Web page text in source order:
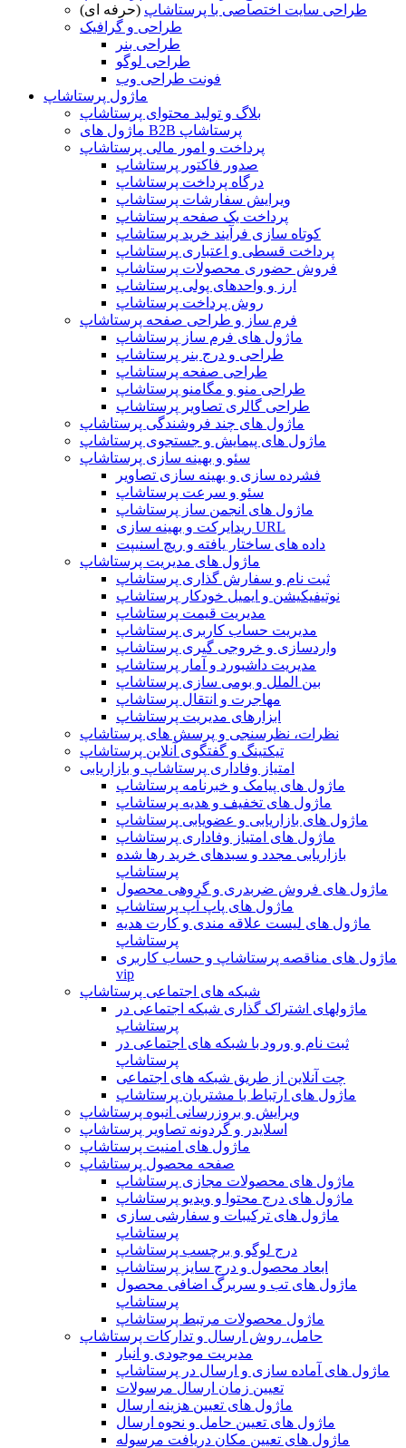
طراحی سایت اختصاصی با پرستاشاپ (حرفه ای)
طراحی و گرافیک
طراحی بنر
طراحی لوگو
فونت طراحی وب
ماژول پرستاشاپ
بلاگ و تولید محتوای پرستاشاپ
ماژول های B2B پرستاشاپ
پرداخت و امور مالی پرستاشاپ
صدور فاکتور پرستاشاپ
درگاه پرداخت پرستاشاپ
ویرایش سفارشات پرستاشاپ
پرداخت یک صفحه پرستاشاپ
کوتاه سازی فرآیند خرید پرستاشاپ
پرداخت قسطی و اعتباری پرستاشاپ
فروش حضوری محصولات پرستاشاپ
ارز و واحدهای پولی پرستاشاپ
روش پرداخت پرستاشاپ
فرم ساز و طراحی صفحه پرستاشاپ
ماژول های فرم ساز پرستاشاپ
طراحی و درج بنر پرستاشاپ
طراحی صفحه پرستاشاپ
طراحی منو و مگامنو پرستاشاپ
طراحی گالری تصاویر پرستاشاپ
ماژول های چند فروشندگی پرستاشاپ
ماژول های پیمایش و جستجوی پرستاشاپ
سئو و بهینه سازی پرستاشاپ
فشرده سازی و بهینه سازی تصاویر
سئو و سرعت پرستاشاپ
ماژول های انجمن ساز پرستاشاپ
ریدایرکت و بهینه سازی URL
داده های ساختار یافته و ریچ اسنیپت
ماژول های مدیریت پرستاشاپ
ثبت نام و سفارش گذاری پرستاشاپ
نوتیفیکیشن و ایمیل خودکار پرستاشاپ
مدیریت قیمت پرستاشاپ
مدیریت حساب کاربری پرستاشاپ
واردسازی و خروجی گیری پرستاشاپ
مدیریت داشبورد و آمار پرستاشاپ
بین الملل و بومی سازی پرستاشاپ
مهاجرت و انتقال پرستاشاپ
ابزارهای مدیریت پرستاشاپ
نظرات، نظرسنجی و پرسش های پرستاشاپ
تیکتینگ و گفتگوی آنلاین پرستاشاپ
امتیاز وفاداری پرستاشاپ و بازاریابی
ماژول های پیامک و خبرنامه پرستاشاپ
ماژول های تخفیف و هدیه پرستاشاپ
ماژول های بازاریابی و عضویابی پرستاشاپ
ماژول های امتیاز وفاداری پرستاشاپ
بازاریابی مجدد و سبدهای خرید رها شده
پرستاشاپ
ماژول های فروش ضربدری و گروهی محصول
ماژول های پاپ آپ پرستاشاپ
ماژول های لیست علاقه مندی و کارت هدیه
پرستاشاپ
ماژول های مناقصه پرستاشاپ و حساب کاربری
vip
شبکه های اجتماعی پرستاشاپ
ماژولهای اشتراک‌ گذاری شبکه اجتماعی در
پرستاشاپ
ثبت نام و ورود با شبکه های اجتماعی در
پرستاشاپ
چت آنلاین از طریق شبکه های اجتماعی
ماژول های ارتباط با مشتریان پرستاشاپ
ویرایش و بروزرسانی انبوه پرستاشاپ
اسلایدر و گردونه تصاویر پرستاشاپ
ماژول های امنیت پرستاشاپ
صفحه محصول پرستاشاپ
ماژول های محصولات مجازی پرستاشاپ
ماژول های درج محتوا و ویدیو پرستاشاپ
ماژول های ترکیبات و سفارشی سازی
پرستاشاپ
درج لوگو و برچسب پرستاشاپ
ابعاد محصول و درج سایز پرستاشاپ
ماژول های تب و سربرگ اضافی محصول
پرستاشاپ
ماژول محصولات مرتبط پرستاشاپ
حامل، روش ارسال و تدارکات پرستاشاپ
مدیریت موجودی و انبار
ماژول های آماده سازی و ارسال در پرستاشاپ
تعیین زمان ارسال مرسولات
ماژول های تعیین هزینه ارسال
ماژول های تعیین حامل و نحوه ارسال
ماژول های تعیین مکان دریافت مرسوله